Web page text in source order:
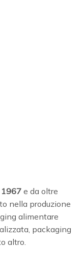
e da oltre
nella produzione
alimentare
packaging
altro.